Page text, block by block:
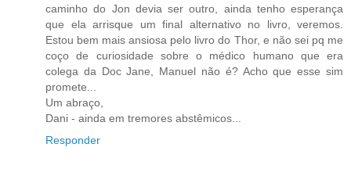
caminho do Jon devia ser outro, ainda tenho esperança
que ela arrisque um final alternativo no livro, veremos.
Estou bem mais ansiosa pelo livro do Thor, e não sei pq me
coço de curiosidade sobre o médico humano que era
colega da Doc Jane, Manuel não é? Acho que esse sim
promete...
Um abraço,
Dani - ainda em tremores abstêmicos...
Responder